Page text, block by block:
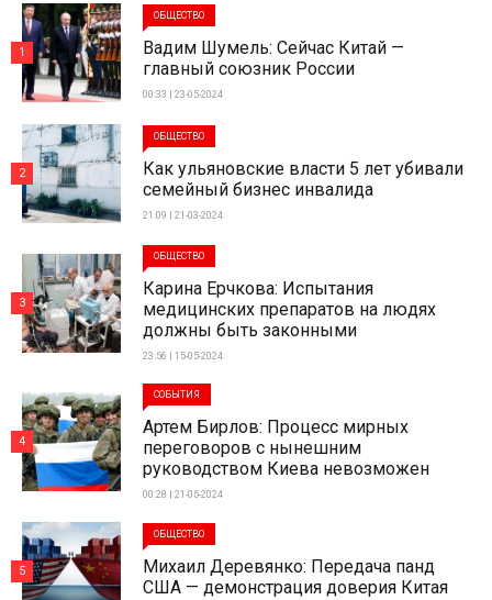
ОБЩЕСТВО
Вадим Шумель: Сейчас Китай —
главный союзник России
00:33 | 23-05-2024
1
ОБЩЕСТВО
Как ульяновские власти 5 лет убивали
семейный бизнес инвалида
21:09 | 21-03-2024
2
ОБЩЕСТВО
Карина Ерчкова: Испытания
медицинских препаратов на людях
должны быть законными
23:56 | 15-05-2024
3
СОБЫТИЯ
Артем Бирлов: Процесс мирных
переговоров с нынешним
руководством Киева невозможен
00:28 | 21-05-2024
4
ОБЩЕСТВО
Михаил Деревянко: Передача панд
США — демонстрация доверия Китая
5